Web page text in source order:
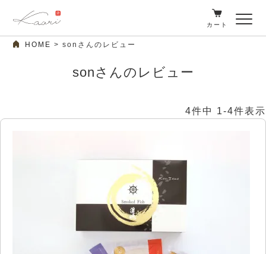
カート
HOME sonさんのレビュー
sonさんのレビュー
4件中 1-4件表示